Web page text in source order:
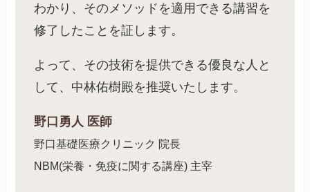
わかり、そのメソッドを適用できる講習を
修了したことを証します。
よって、その技術を提供できる優良な人と
して、中林佑樹殿を推奨いたします。
野口勇人 医師
野口基礎医療クリニック 院長
NBM(栄養・免疫に関する講座) 主宰